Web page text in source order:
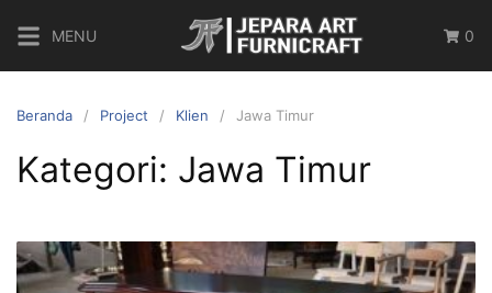
MENU 0
Beranda Project Klien Jawa Timur
Kategori: Jawa Timur